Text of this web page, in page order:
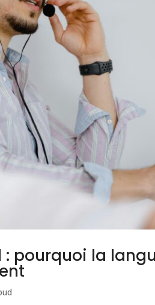
pourquoi la